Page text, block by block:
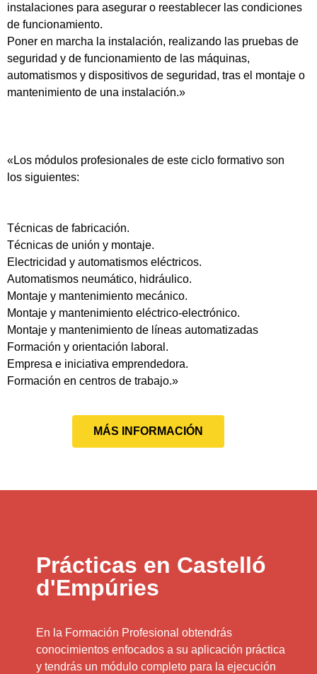
instalaciones para asegurar o reestablecer las condiciones
de funcionamiento.
Poner en marcha la instalación, realizando las pruebas de
seguridad y de funcionamiento de las máquinas,
automatismos y dispositivos de seguridad, tras el montaje o
mantenimiento de una instalación.»
«Los módulos profesionales de este ciclo formativo son
los siguientes:
Técnicas de fabricación.
Técnicas de unión y montaje.
Electricidad y automatismos eléctricos.
Automatismos neumático, hidráulico.
Montaje y mantenimiento mecánico.
Montaje y mantenimiento eléctrico-electrónico.
Montaje y mantenimiento de líneas automatizadas
Formación y orientación laboral.
Empresa e iniciativa emprendedora.
Formación en centros de trabajo.»
MÁS INFORMACIÓN
Prácticas en Castelló
d'Empúries
En la Formación Profesional obtendrás
conocimientos enfocados a su aplicación práctica
y tendrás un módulo completo para la ejecución